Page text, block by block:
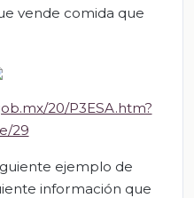
vende comida que
20/P3ESA.htm?
29
ejemplo de
información que